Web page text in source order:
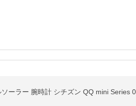
ーラー 腕時計 シチズン QQ mini Series